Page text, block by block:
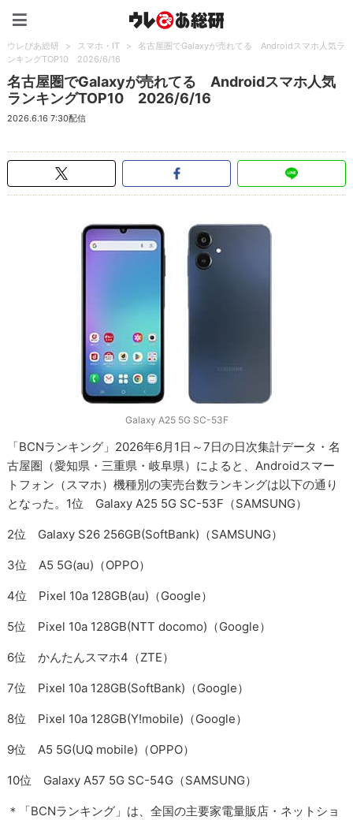
ウレぴあ総研 > スマホ・IT >
名古屋圏でGalaxyが売れてる Androidスマホ人気ラ
ンキングTOP10 2026/6/16
名古屋圏でGalaxyが売れてる Androidスマホ人気
ランキングTOP10 2026/6/16
2026.6.16 7:30配信
Galaxy A25 5G SC-53F
「BCNランキング」2026年6月1日～7日の日次集計データ・名
古屋圏（愛知県・三重県・岐阜県）によると、Androidスマー
トフォン（スマホ）機種別の実売台数ランキングは以下の通り
となった。1位 Galaxy A25 5G SC-53F（SAMSUNG）
2位 Galaxy S26 256GB(SoftBank)（SAMSUNG）
3位 A5 5G(au)（OPPO）
4位 Pixel 10a 128GB(au)（Google）
5位 Pixel 10a 128GB(NTT docomo)（Google）
6位 かんたんスマホ4（ZTE）
7位 Pixel 10a 128GB(SoftBank)（Google）
8位 Pixel 10a 128GB(Y!mobile)（Google）
9位 A5 5G(UQ mobile)（OPPO）
10位 Galaxy A57 5G SC-54G（SAMSUNG）
＊「BCNランキング」は、全国の主要家電量販店・ネットショ